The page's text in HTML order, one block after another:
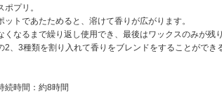
ポプリ。
ットであたためると、溶けて香りが広がります。
くなるまで繰り返し使用でき、最後はワックスのみが残り
2、3種類を割り入れて香りをブレンドをすることがで
続時間：約8時間